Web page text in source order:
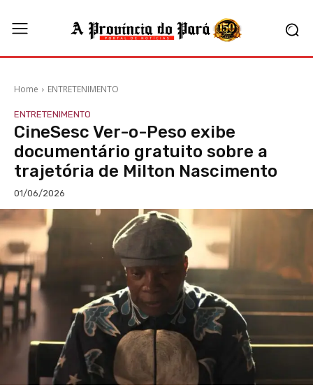
Home ENTRETENIMENTO
ENTRETENIMENTO
CineSesc Ver-o-Peso exibe
documentário gratuito sobre a
trajetória de Milton Nascimento
01/06/2026